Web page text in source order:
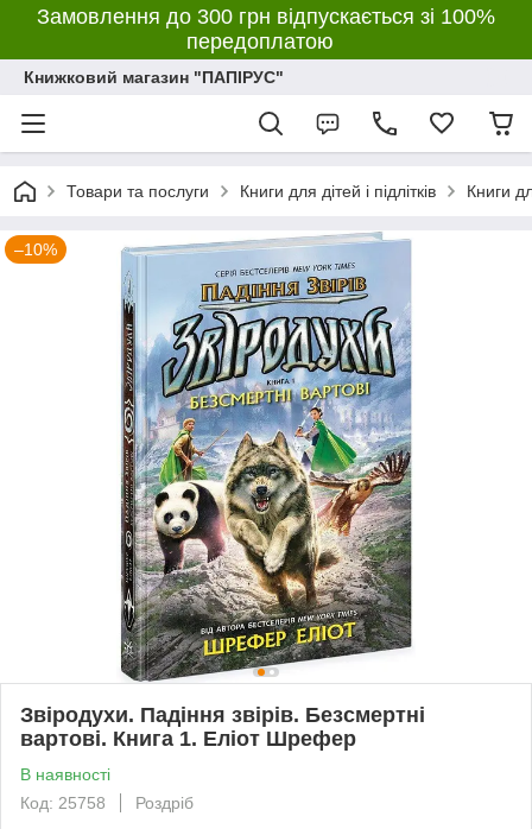
Замовлення до 300 грн відпускається зі 100%
передоплатою
Книжковий магазин "ПАПІРУС"
Товари та послуги Книги для дітей і підлітків Книги
–10%
Звіродухи. Падіння звірів. Безсмертні
вартові. Книга 1. Еліот Шрефер
В наявності
Код: 25758
Роздріб